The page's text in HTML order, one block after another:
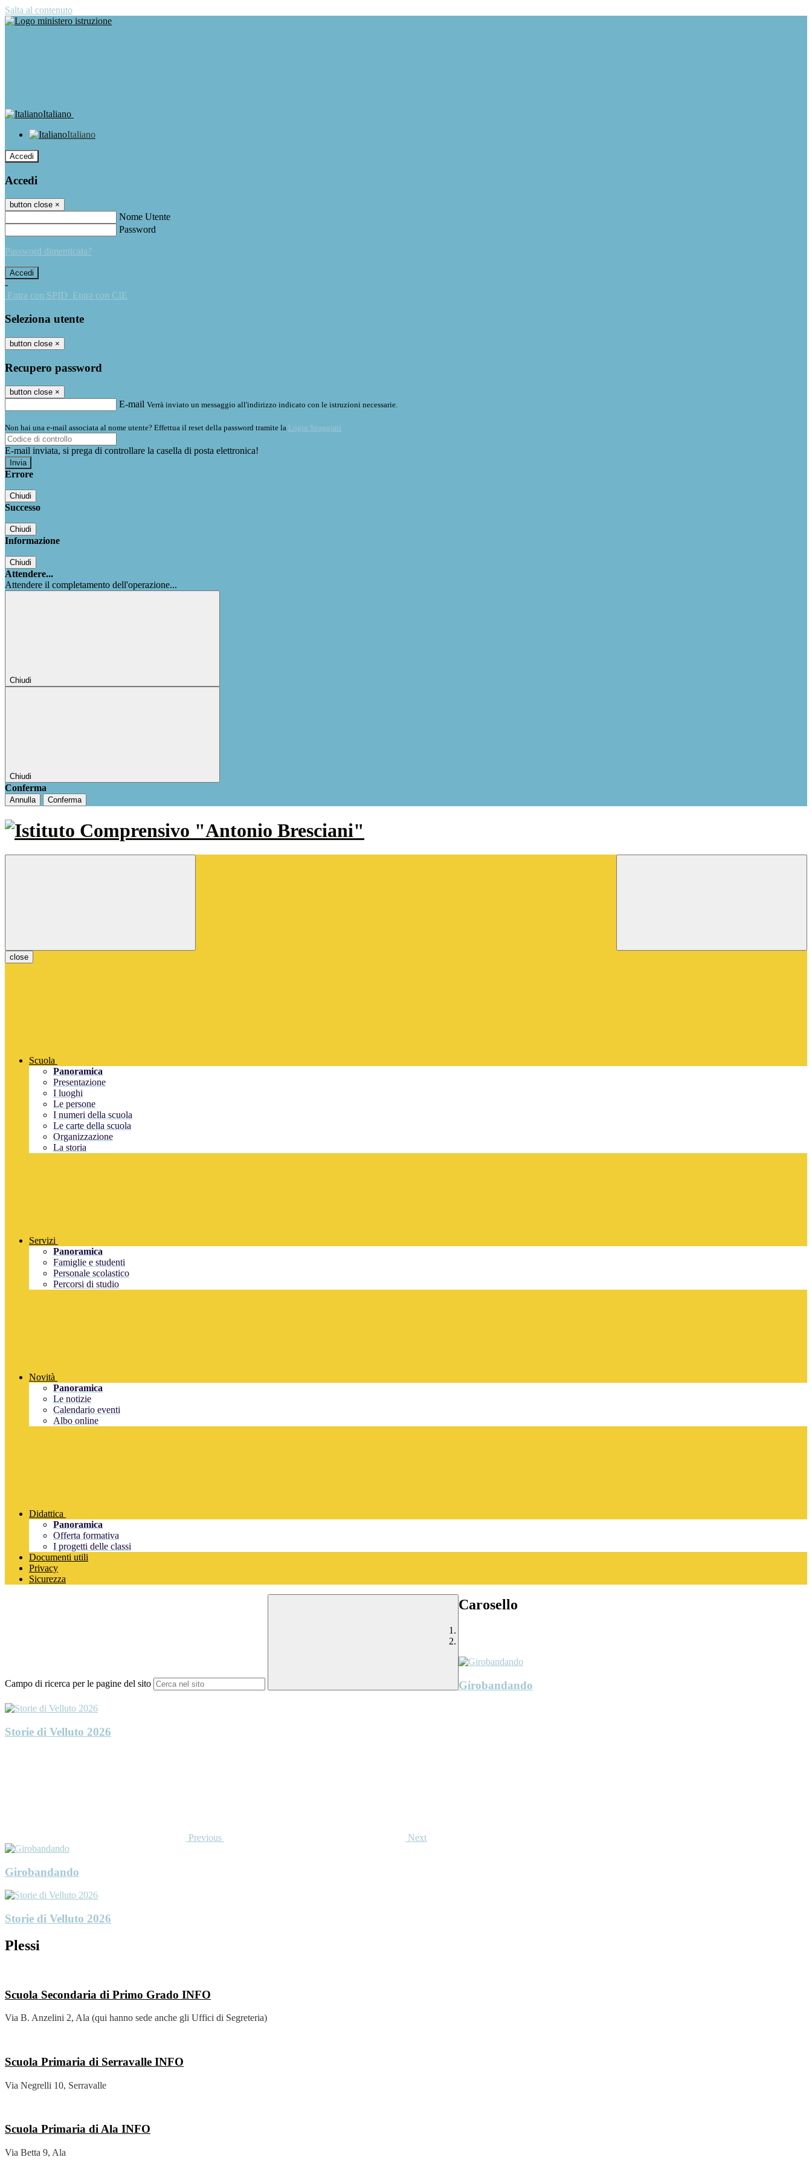
Salta al contenuto
Italiano
Italiano
Accedi
Accedi
button close ×
Nome Utente
Password
Password dimenticata?
-
Entra con SPID Entra con CIE
Seleziona utente
button close ×
Recupero password
button close ×
E-mail Verrà inviato un messaggio all'indirizzo indicato con le istruzioni necessarie.
Non hai una e-mail associata al nome utente? Effettua il reset della password tramite la Login Spaggiari
E-mail inviata, si prega di controllare la casella di posta elettronica!
Errore
Chiudi
Successo
Chiudi
Informazione
Chiudi
Attendere...
Attendere il completamento dell'operazione...
Chiudi
Chiudi
Conferma
Annulla Conferma
close
Scuola
Panoramica
Presentazione
I luoghi
Le persone
I numeri della scuola
Le carte della scuola
Organizzazione
La storia
Servizi
Panoramica
Famiglie e studenti
Personale scolastico
Percorsi di studio
Novità
Panoramica
Le notizie
Calendario eventi
Albo online
Didattica
Panoramica
Offerta formativa
I progetti delle classi
Documenti utili
Privacy
Sicurezza
Campo di ricerca per le pagine del sito
Carosello
Girobandando
Storie di Velluto 2026
Previous Next
Girobandando
Storie di Velluto 2026
Plessi
Scuola Secondaria di Primo Grado INFO
Via B. Anzelini 2, Ala (qui hanno sede anche gli Uffici di Segreteria)
Scuola Primaria di Serravalle INFO
Via Negrelli 10, Serravalle
Scuola Primaria di Ala INFO
Via Betta 9, Ala